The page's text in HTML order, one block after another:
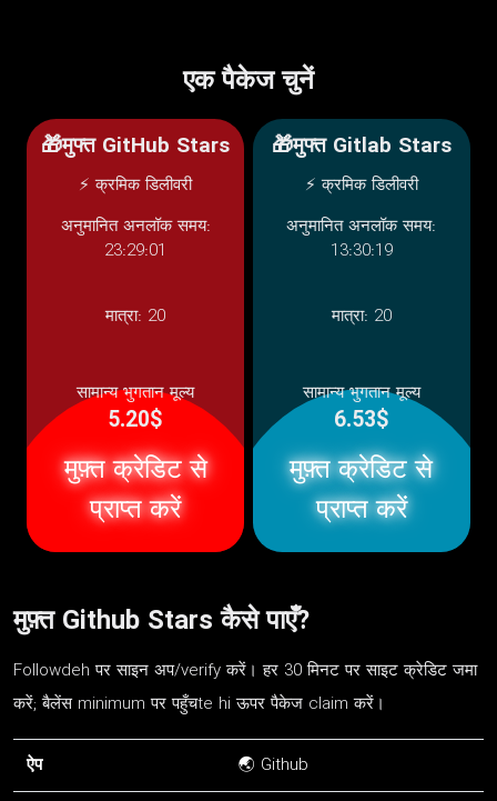
एक पैकेज चुनें
🎁मुफ्त GitHub Stars
⚡ क्रमिक डिलीवरी
अनुमानित अनलॉक समय:
23:29:01
मात्रा: 20
सामान्य भुगतान मूल्य
5.20$
मुफ़्त क्रेडिट से
प्राप्त करें
🎁मुफ्त Gitlab Stars
⚡ क्रमिक डिलीवरी
अनुमानित अनलॉक समय:
13:30:19
मात्रा: 20
सामान्य भुगतान मूल्य
6.53$
मुफ़्त क्रेडिट से
प्राप्त करें
मुफ़्त Github Stars कैसे पाएँ?
Followdeh पर साइन अप/verify करें। हर 30 मिनट पर साइट क्रेडिट जमा
करें; बैलेंस minimum पर पहुँचte hi ऊपर पैकेज claim करें।
ऐप
🌏 Github